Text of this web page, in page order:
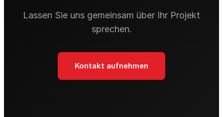
Lassen Sie uns gemeinsam über Ihr Projekt
sprechen.
Kontakt aufnehmen